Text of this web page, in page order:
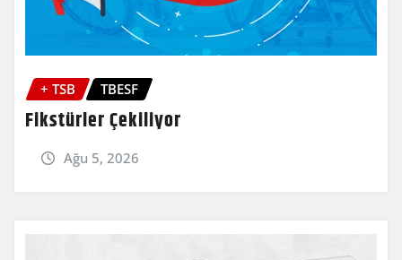
+ TSB TBESF
Fikstürler Çekiliyor
Ağu 5, 2026